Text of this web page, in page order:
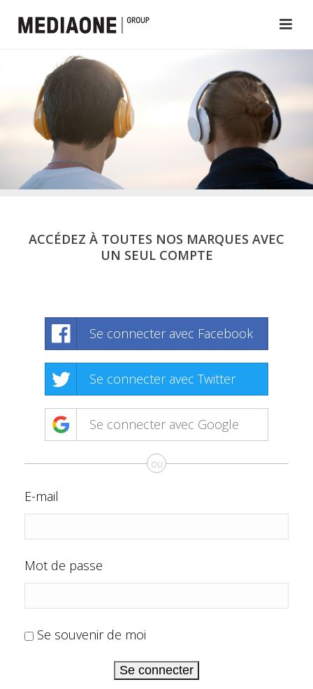
ACCÉDEZ À TOUTES NOS MARQUES AVEC
UN SEUL COMPTE
Se connecter avec Facebook
Se connecter avec Twitter
Se connecter avec Google
ou
E-mail
Mot de passe
Se souvenir de moi
Se connecter